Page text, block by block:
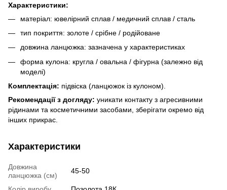
Характеристики:
матеріал: ювелірний сплав / медичний сплав / сталь
тип покриття: золоте / срібне / родійоване
довжина ланцюжка: зазначена у характеристиках
форма кулона: кругла / овальна / фігурна (залежно від
моделі)
Комплектація: підвіска (ланцюжок із кулоном).
Рекомендації з догляду: уникати контакту з агресивними
рідинами та косметичними засобами, зберігати окремо від
інших прикрас.
Характеристики
Довжина
ланцюжка (см)
45-50